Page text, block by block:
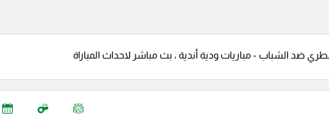
ضد الشباب - مباريات ودية أندية ، بث مباشر لاحداث المباراة